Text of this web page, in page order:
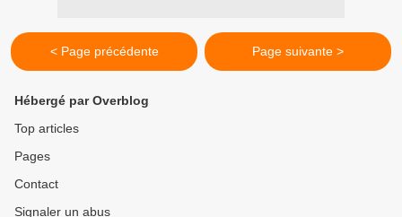
< Page précédente Page suivante >
Hébergé par Overblog
Top articles
Pages
Contact
Signaler un abus